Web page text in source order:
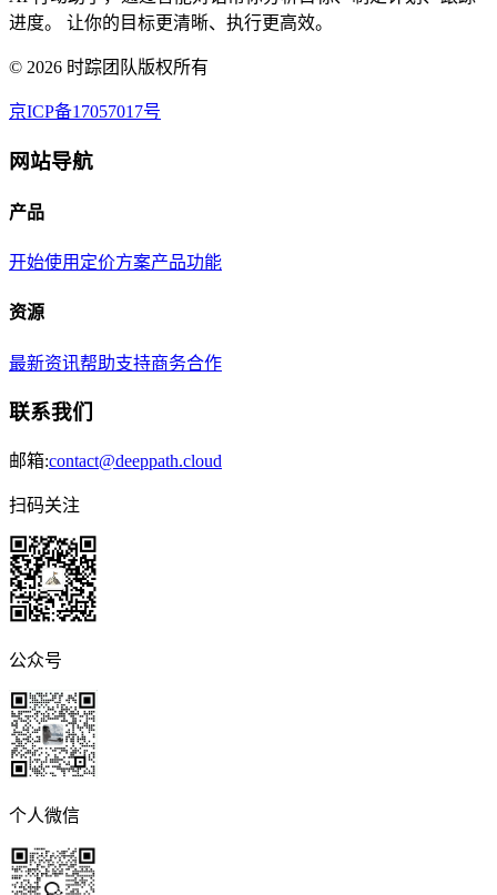
进度。 让你的目标更清晰、执行更高效。
© 2026 时踪团队版权所有
京ICP备17057017号
网站导航
产品
开始使用 定价方案产品功能
资源
最新资讯帮助支持商务合作
联系我们
邮箱:contact@deeppath.cloud
扫码关注
公众号
个人微信